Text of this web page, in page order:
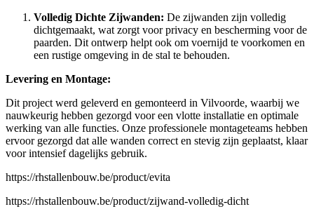
Volledig Dichte Zijwanden: De zijwanden zijn volledig
dichtgemaakt, wat zorgt voor privacy en bescherming voor de
paarden. Dit ontwerp helpt ook om voernijd te voorkomen en
een rustige omgeving in de stal te behouden.
Levering en Montage:
Dit project werd geleverd en gemonteerd in Vilvoorde, waarbij we
nauwkeurig hebben gezorgd voor een vlotte installatie en optimale
werking van alle functies. Onze professionele montageteams hebben
ervoor gezorgd dat alle wanden correct en stevig zijn geplaatst, klaar
voor intensief dagelijks gebruik.
https://rhstallenbouw.be/product/evita
https://rhstallenbouw.be/product/zijwand-volledig-dicht